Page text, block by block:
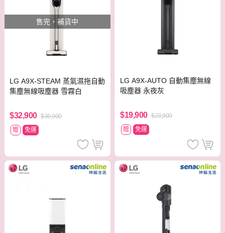
售完，補貨中
LG A9X-STEAM 蒸氣濕拖自動
集塵無線吸塵器 雪霧白
$32,900 $36,900
贈
免運
LG A9X-AUTO 自動集塵無線
吸塵器 永夜灰
$19,900 $23,900
贈
免運